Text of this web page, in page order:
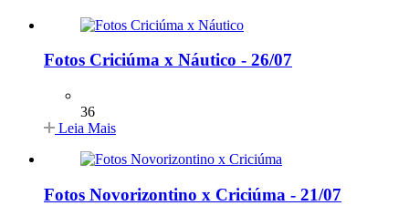
Fotos Criciúma x Náutico - 26/07
36
Leia Mais
Fotos Novorizontino x Criciúma - 21/07